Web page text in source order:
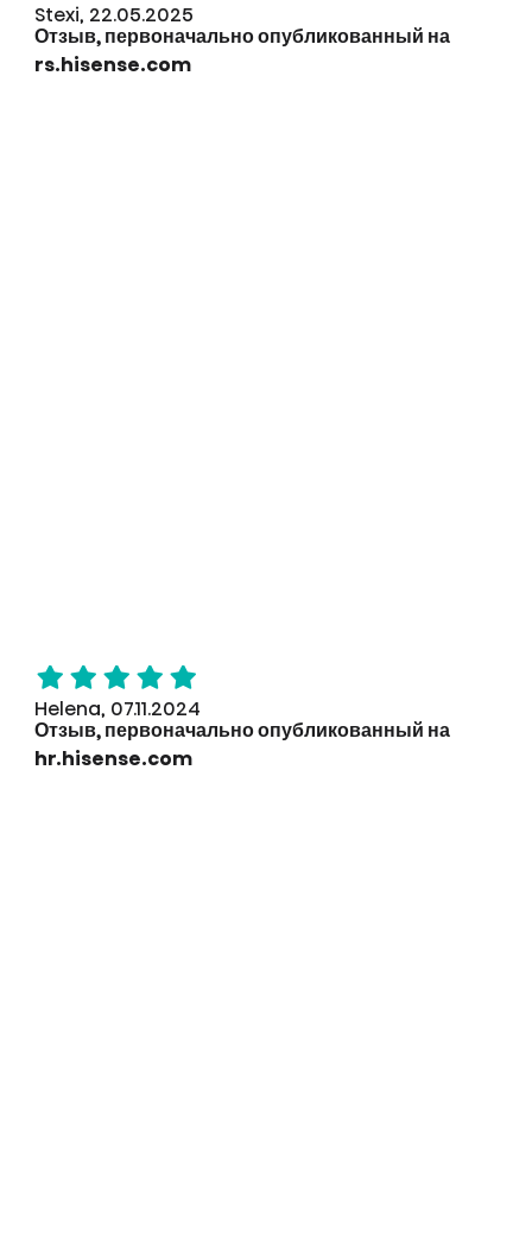
Stexi, 22.05.2025
Отзыв, первоначально опубликованный на
rs.hisense.com
Helena, 07.11.2024
Отзыв, первоначально опубликованный на
hr.hisense.com